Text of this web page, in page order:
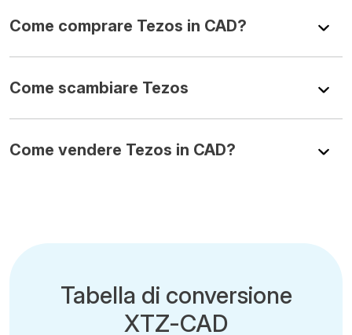
Come comprare Tezos in CAD?
Come scambiare Tezos
Come vendere Tezos in CAD?
Tabella di conversione
XTZ-CAD